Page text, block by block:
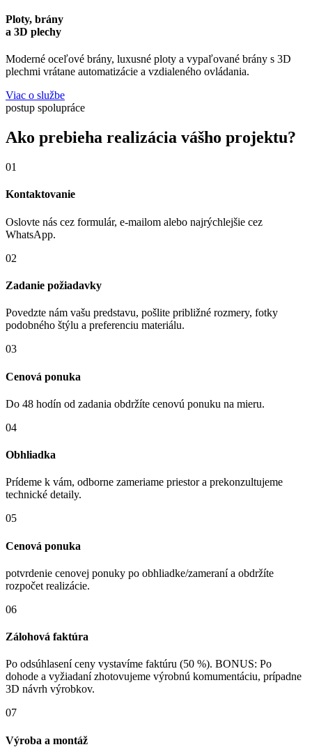
Ploty, brány
a 3D plechy
Moderné oceľové brány, luxusné ploty a vypaľované brány s 3D
plechmi vrátane automatizácie a vzdialeného ovládania.
Viac o službe
postup spolupráce
Ako prebieha realizácia vášho projektu?
01
Kontaktovanie
Oslovte nás cez formulár, e-mailom alebo najrýchlejšie cez
WhatsApp.
02
Zadanie požiadavky
Povedzte nám vašu predstavu, pošlite približné rozmery, fotky
podobného štýlu a preferenciu materiálu.
03
Cenová ponuka
Do 48 hodín od zadania obdržíte cenovú ponuku na mieru.
04
Obhliadka
Prídeme k vám, odborne zameriame priestor a prekonzultujeme
technické detaily.
05
Cenová ponuka
potvrdenie cenovej ponuky po obhliadke/zameraní a obdržíte
rozpočet realizácie.
06
Zálohová faktúra
Po odsúhlasení ceny vystavíme faktúru (50 %). BONUS: Po
dohode a vyžiadaní zhotovujeme výrobnú komumentáciu, prípadne
3D návrh výrobkov.
07
Výroba a montáž